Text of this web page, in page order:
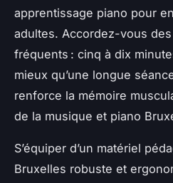
apprentissage piano pour
adultes. Accordez-vous
fréquents : cinq à dix
mieux qu’une longue
renforce la mémoire
de la musique et piano
S’équiper d’un matériel
Bruxelles robuste et